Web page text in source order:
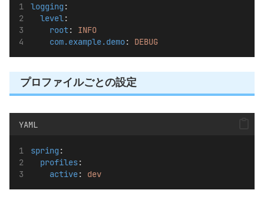
logging :
level:
root: INFO
com.example.demo: DEBUG
プロファイルごとの設定
YAML
spring :
profiles:
active: dev